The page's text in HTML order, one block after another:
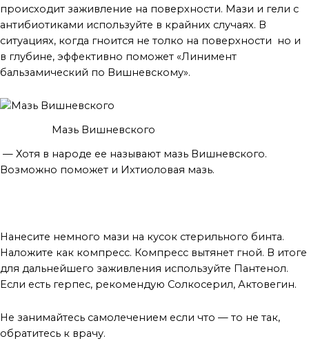
происходит заживление на поверхности. Мази и гели с
антибиотиками используйте в крайних случаях. В
ситуациях, когда гноится не толко на поверхности но и
в глубине, эффективно поможет «Линимент
бальзамический по Вишневскому».
Мазь Вишневского
— Хотя в народе ее называют мазь Вишневского.
Возможно поможет и Ихтиоловая мазь.
Нанесите немного мази на кусок стерильного бинта.
Наложите как компресс. Компресс вытянет гной. В итоге
для дальнейшего заживления используйте Пантенол.
Если есть герпес, рекомендую Солкосерил, Актовегин.
Не занимайтесь самолечением если что — то не так,
обратитесь к врачу.